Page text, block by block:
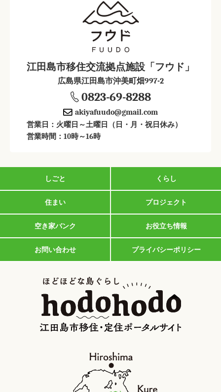
江田島市移住交流拠点施設「フウド」
広島県江田島市沖美町畑997-2
0823-69-8288
akiyafuudo@gmail.com
営業日：火曜日～土曜日（日・月・祝日休み）
営業時間：10時～16時
しごと くらし
住まい プロジェクト
空き家バンク お役立ち情報
お問い合わせ プライバシーポリシー